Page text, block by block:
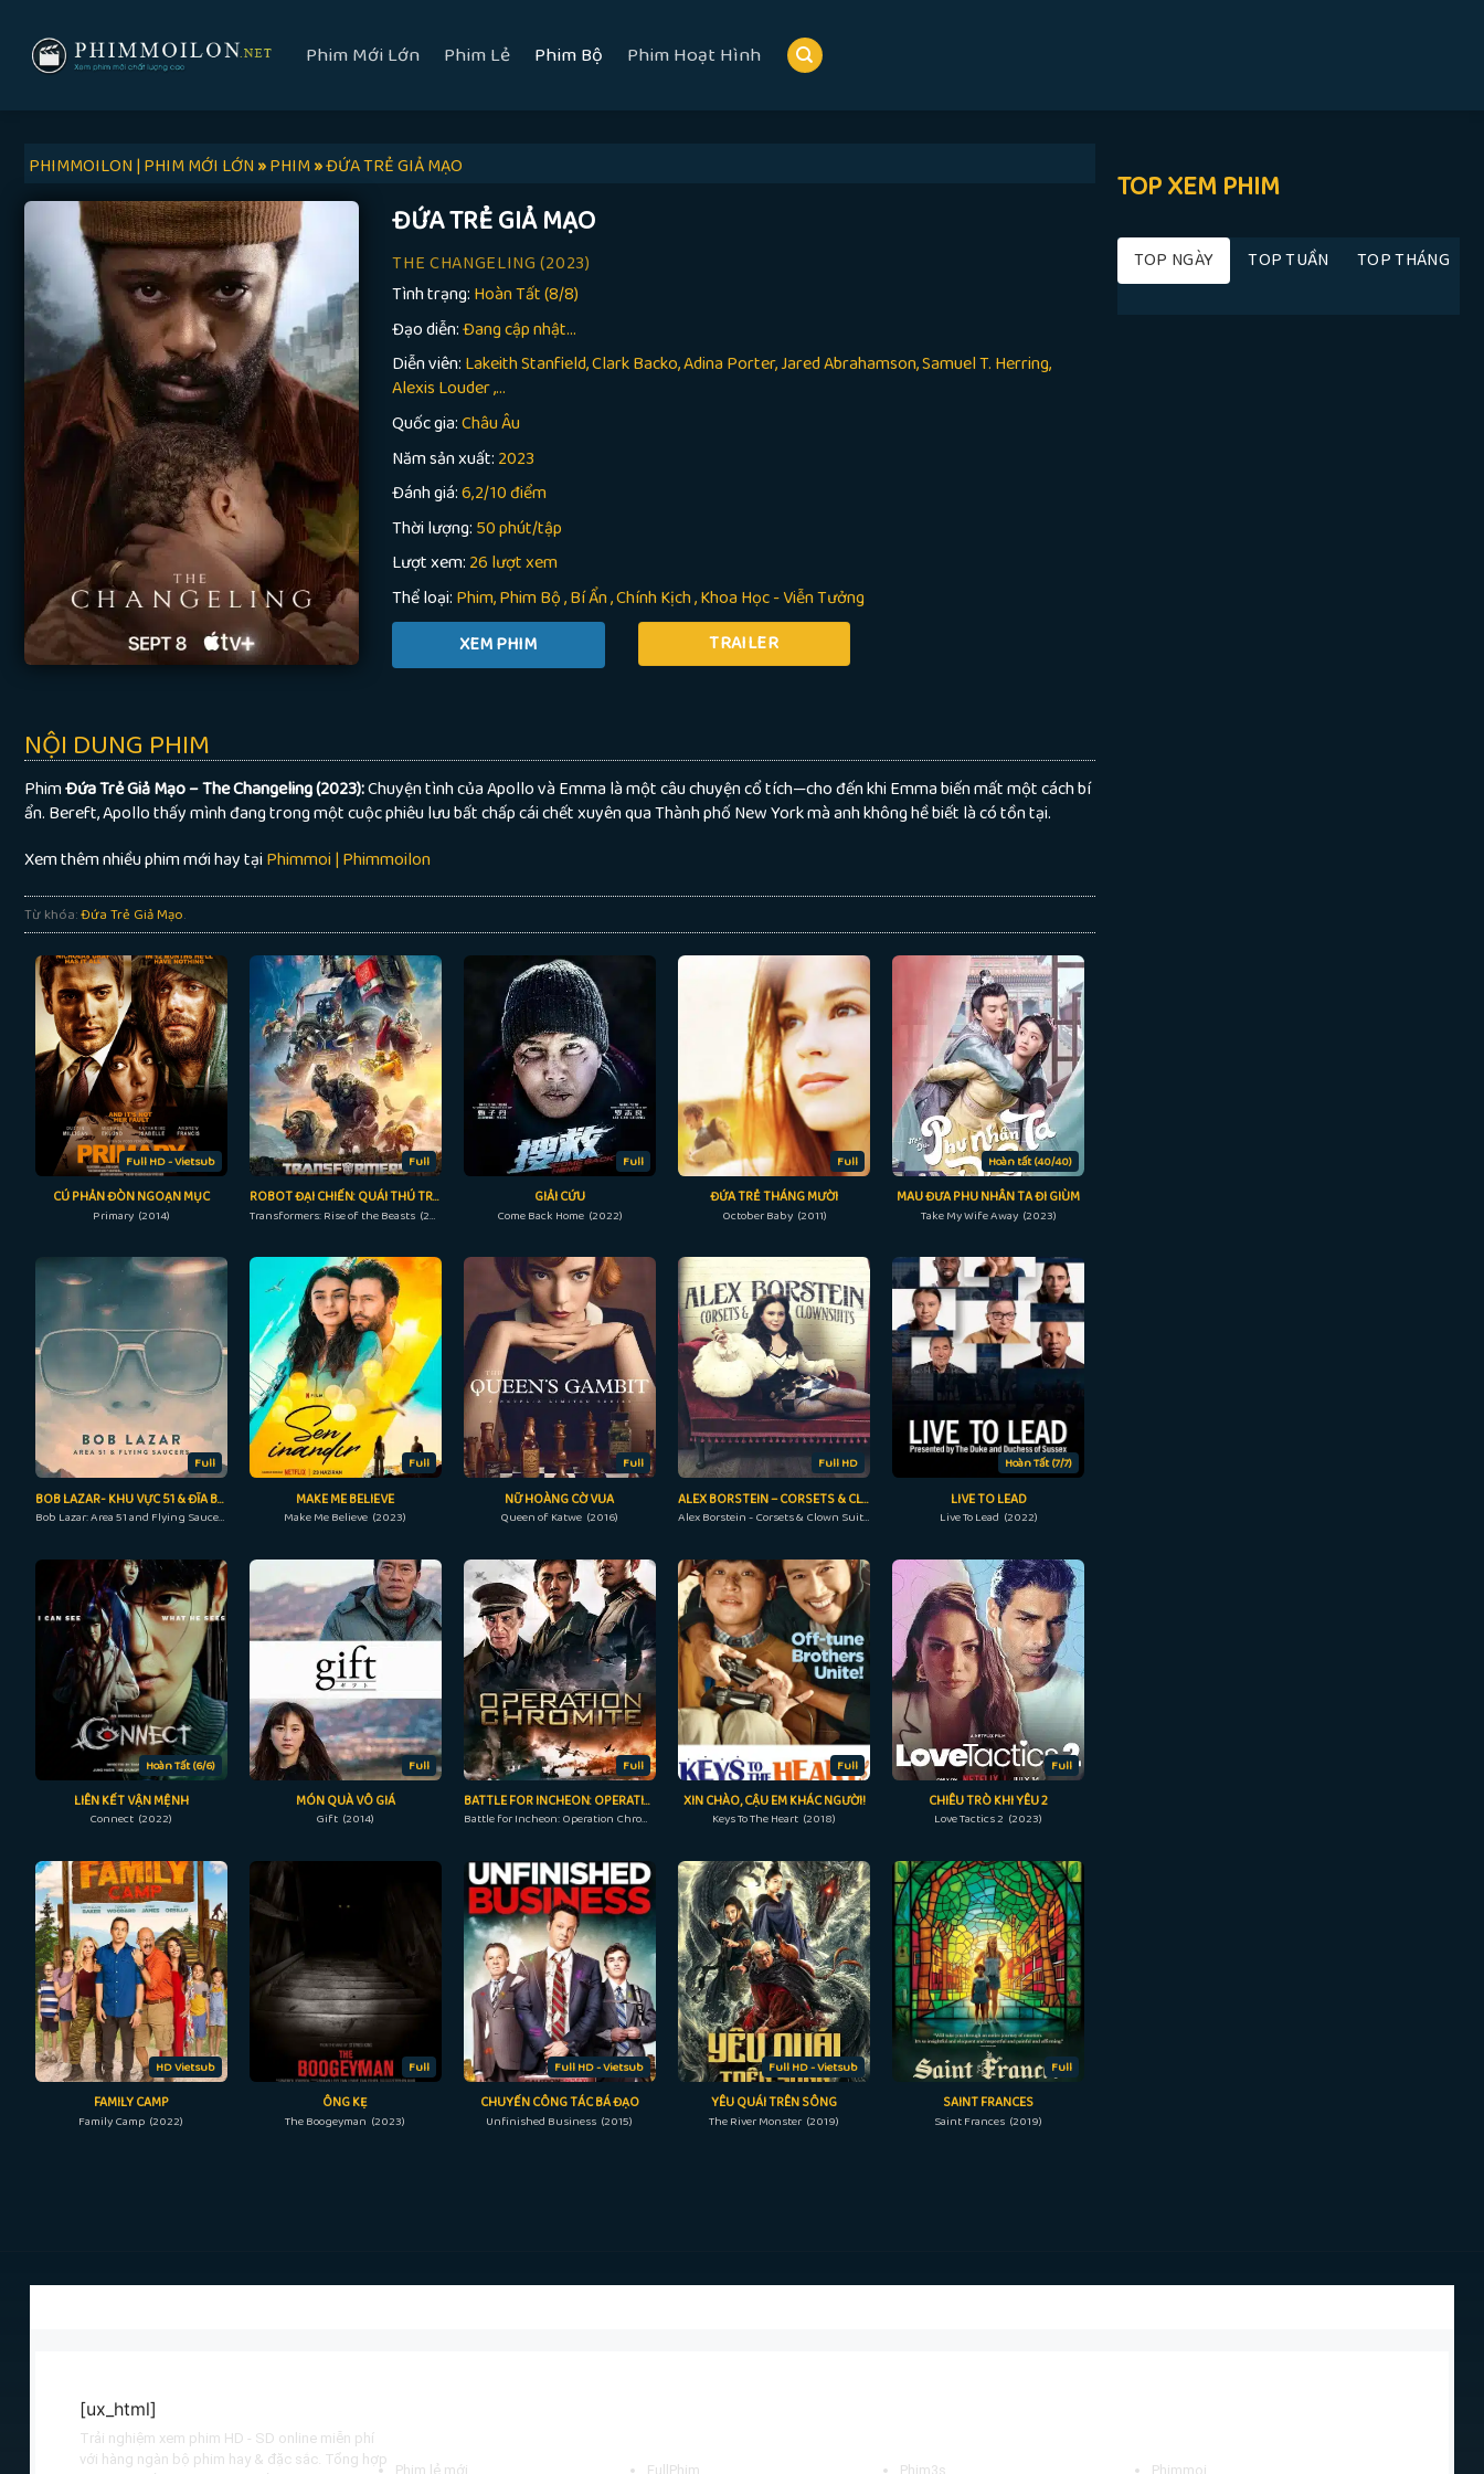
content
Phim Mới Lớn Phim Lẻ Phim Bộ Phim Hoạt Hình
PHIMMOILON | PHIM MỚI LỚN »PHIM»ĐỨA TRẺ GIẢ MẠO
ĐỨA TRẺ GIẢ MẠO
THE CHANGELING (2023)
Tình trạng: Hoàn Tất (8/8)
Đạo diễn:Đang cập nhật…
Diễn viên: Lakeith Stanfield, Clark Backo, Adina Porter, Jared Abrahamson, Samuel T. Herring,
Alexis Louder ,...
Quốc gia:Châu Âu
Năm sản xuất: 2023
Đánh giá:6,2/10 điểm
Thời lượng: 50 phút/tập
Lượt xem: 26 lượt xem
Thể loại: Phim Phim Bộ,Bí Ẩn,Chính Kịch,Khoa Học - Viễn Tưởng
TRAILER
NỘI DUNG PHIM
PhimĐứa Trẻ Giả Mạo – The Changeling (2023):Chuyện tình của Apollo và Emma là một câu chuyện cổ tích—cho đến khi Emma biến mất một cách bí
ẩn. Bereft, Apollo thấy mình đang trong một cuộc phiêu lưu bất chấp cái chết xuyên qua Thành phố New York mà anh không hề biết là có tồn tại.
Xem thêm nhiều phim mới hay tạiPhimmoi | Phimmoilon
Từ khóa:Đứa Trẻ Giả Mạo.
Full HD - Vietsub
CÚ PHẢN ĐÒN NGOẠN MỤC
Primary (2014)
Full
ROBOT ĐẠI CHIẾN: QUÁI THÚ TRỖI DẬY
Transformers: Rise of the Beasts (2023)
Full
GIẢI CỨU
Come Back Home (2022)
Full
ĐỨA TRẺ THÁNG MƯỜI
October Baby (2011)
Hoàn tất (40/40)
MAU ĐƯA PHU NHÂN TA ĐI GIÙM
Take My Wife Away (2023)
Full
BOB LAZAR- KHU VỰC 51 & ĐĨA BAY
Bob Lazar: Area 51 and Flying Saucers (2018)
Full
MAKE ME BELIEVE
Make Me Believe (2023)
Full
NỮ HOÀNG CỜ VUA
Queen of Katwe (2016)
Full HD
ALEX BORSTEIN – CORSETS & CLOWN SUITS
Alex Borstein - Corsets & Clown Suits (2023)
Hoàn Tất (7/7)
LIVE TO LEAD
Live To Lead (2022)
Hoàn Tất (6/6)
LIÊN KẾT VẬN MỆNH
Connect (2022)
Full
MÓN QUÀ VÔ GIÁ
Gift (2014)
Full
BATTLE FOR INCHEON: OPERATION CHROMITE
Battle for Incheon: Operation Chromite (2016)
Full
XIN CHÀO, CẬU EM KHÁC NGƯỜI!
Keys To The Heart (2018)
Full
CHIÊU TRÒ KHI YÊU 2
Love Tactics 2 (2023)
HD Vietsub
FAMILY CAMP
Family Camp (2022)
Full
ÔNG KẸ
The Boogeyman (2023)
Full HD - Vietsub
CHUYẾN CÔNG TÁC BÁ ĐẠO
Unfinished Business (2015)
Full HD - Vietsub
YÊU QUÁI TRÊN SÔNG
The River Monster (2019)
Full
SAINT FRANCES
Saint Frances (2019)
TOP XEM PHIM
TOP NGÀY TOP TUẦN TOP THÁNG